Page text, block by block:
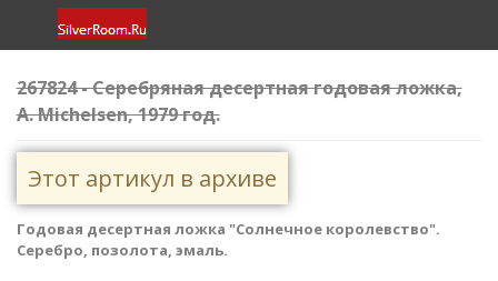
267824 - Серебряная десертная годовая ложка,
A. Michelsen, 1979 год.
Этот артикул в архиве
Годовая десертная​ ложка "Солнечное королевство".
Серебро, позолота, эмаль.